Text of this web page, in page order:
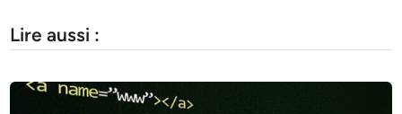
Lire aussi :